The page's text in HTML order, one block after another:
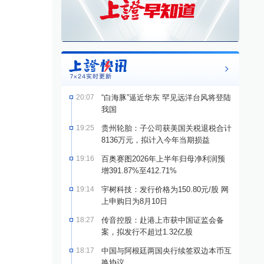
20:07
“白海豚”逼近华东 罕见远洋台风将登陆
我国
19:25
贵州轮胎：子公司获美国关税退税合计
8136万元，拟计入今年当期损益
19:16
百奥赛图2026年上半年归母净利润预
增391.87%至412.71%
19:14
宇树科技：发行价格为150.80元/股 网
上申购日为8月10日
18:27
传音控股：赴港上市获中国证监会备
案，拟发行不超过1.32亿股
18:17
中国与阿根廷两国央行续签双边本币互